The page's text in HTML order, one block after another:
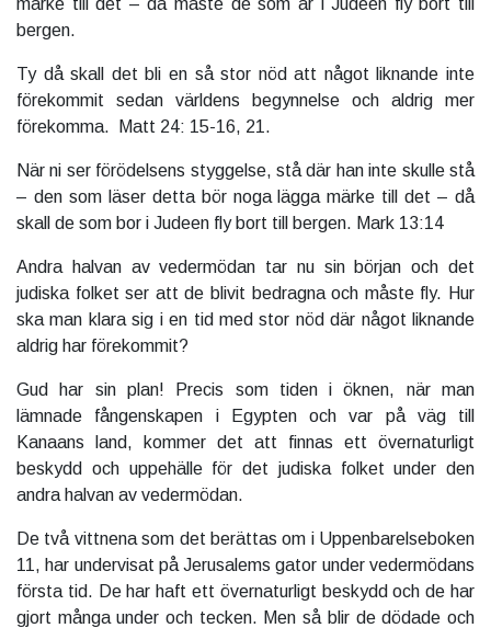
bergen.
Ty då skall det bli en så stor nöd att något liknande inte
förekommit sedan världens begynnelse och aldrig mer
förekomma. Matt 24: 15-16, 21.
När ni ser förödelsens styggelse, stå där han inte skulle stå
– den som läser detta bör noga lägga märke till det – då
skall de som bor i Judeen fly bort till bergen. Mark 13:14
Andra halvan av vedermödan tar nu sin början och det
judiska folket ser att de blivit bedragna och måste fly. Hur
ska man klara sig i en tid med stor nöd där något liknande
aldrig har förekommit?
Gud har sin plan! Precis som tiden i öknen, när man
lämnade fångenskapen i Egypten och var på väg till
Kanaans land, kommer det att finnas ett övernaturligt
beskydd och uppehälle för det judiska folket under den
andra halvan av vedermödan.
De två vittnena som det berättas om i Uppenbarelseboken
11, har undervisat på Jerusalems gator under vedermödans
första tid. De har haft ett övernaturligt beskydd och de har
gjort många under och tecken. Men så blir de dödade och